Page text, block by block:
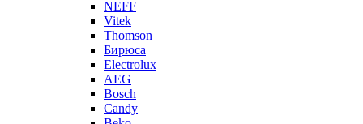
NEFF
Vitek
Thomson
Бирюса
Electrolux
AEG
Bosch
Candy